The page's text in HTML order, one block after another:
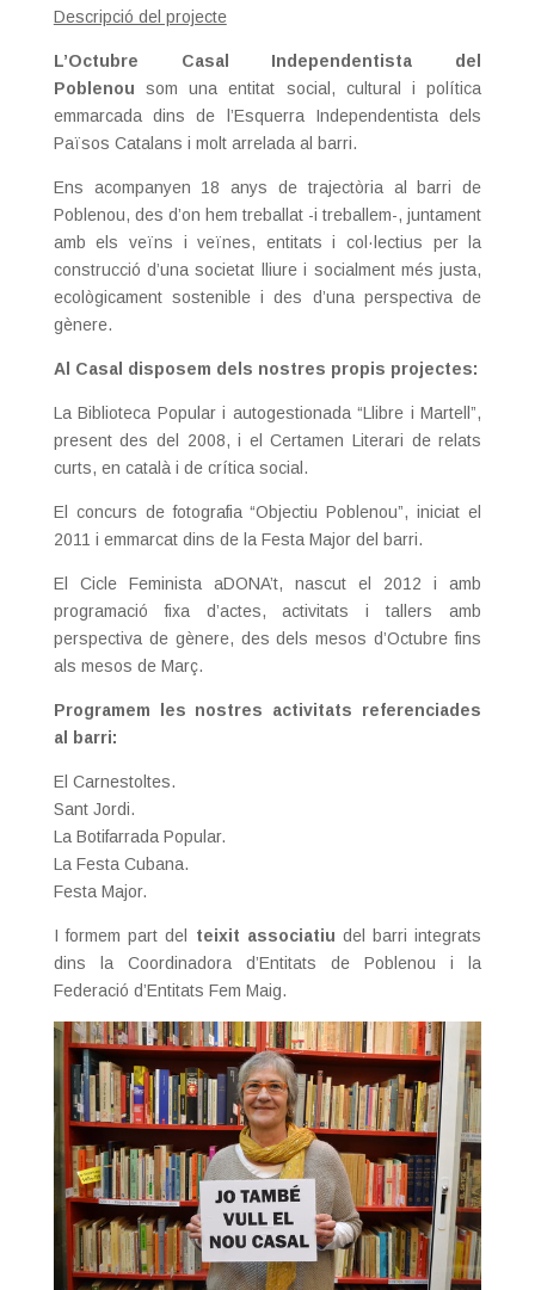
Descripció del projecte
L’Octubre Casal Independentista del
Poblenou som una entitat social, cultural i política
emmarcada dins de l’Esquerra Independentista dels
Països Catalans i molt arrelada al barri.
Ens acompanyen 18 anys de trajectòria al barri de
Poblenou, des d’on hem treballat -i treballem-, juntament
amb els veïns i veïnes, entitats i col·lectius per la
construcció d’una societat lliure i socialment més justa,
ecològicament sostenible i des d’una perspectiva de
gènere.
Al Casal disposem dels nostres propis projectes:
La Biblioteca Popular i autogestionada “Llibre i Martell”,
present des del 2008, i el Certamen Literari de relats
curts, en català i de crítica social.
El concurs de fotografia “Objectiu Poblenou”, iniciat el
2011 i emmarcat dins de la Festa Major del barri.
El Cicle Feminista aDONA’t, nascut el 2012 i amb
programació fixa d’actes, activitats i tallers amb
perspectiva de gènere, des dels mesos d’Octubre fins
als mesos de Març.
Programem les nostres activitats referenciades
al barri:
El Carnestoltes.
Sant Jordi.
La Botifarrada Popular.
La Festa Cubana.
Festa Major.
I formem part del teixit associatiu del barri integrats
dins la Coordinadora d’Entitats de Poblenou i la
Federació d’Entitats Fem Maig.